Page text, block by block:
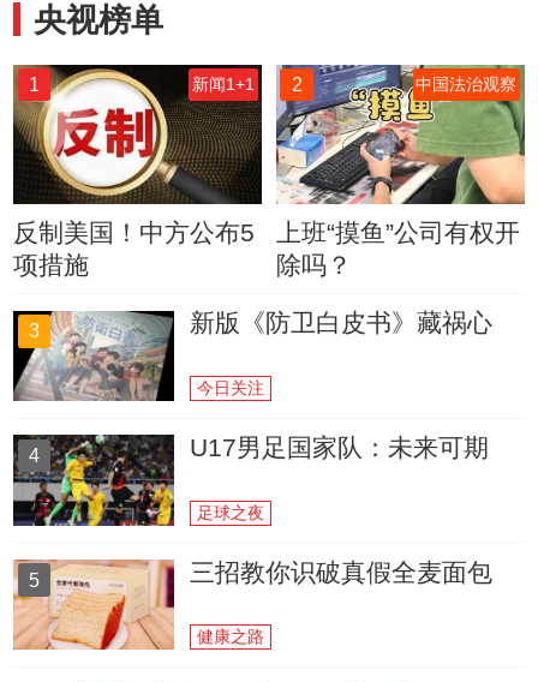
央视榜单
1 新闻1+1
反制美国！中方公布5
项措施
2 中国法治观察
上班“摸鱼”公司有权开
除吗？
3 新版《防卫白皮书》藏祸心
今日关注
4 U17男足国家队：未来可期
足球之夜
5 三招教你识破真假全麦面包
健康之路